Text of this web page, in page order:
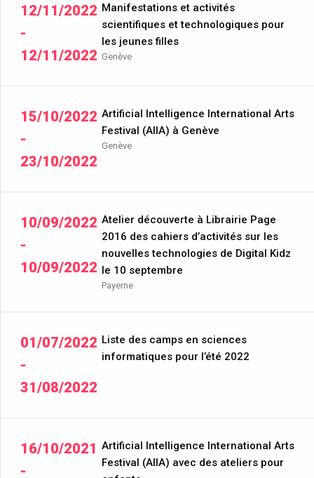
12/11/2022
-
12/11/2022
Manifestations et activités
scientifiques et technologiques pour
les jeunes filles
Genève
15/10/2022
-
23/10/2022
Artificial Intelligence International Arts
Festival (AIIA) à Genève
Genève
10/09/2022
-
10/09/2022
Atelier découverte à Librairie Page
2016 des cahiers d’activités sur les
nouvelles technologies de Digital Kidz
le 10 septembre
Payerne
01/07/2022
-
31/08/2022
Liste des camps en sciences
informatiques pour l’été 2022
16/10/2021
-
Artificial Intelligence International Arts
Festival (AIIA) avec des ateliers pour